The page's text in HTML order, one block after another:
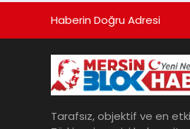
Haberin Doğru Adresi
Tarafsız, objektif ve en